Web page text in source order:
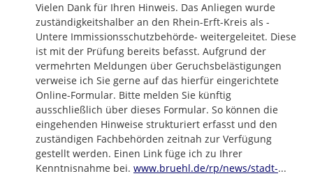
Vielen Dank für Ihren Hinweis. Das Anliegen wurde
zuständigkeitshalber an den Rhein-Erft-Kreis als -
Untere Immissionsschutzbehörde- weitergeleitet. Diese
ist mit der Prüfung bereits befasst. Aufgrund der
vermehrten Meldungen über Geruchsbelästigungen
verweise ich Sie gerne auf das hierfür eingerichtete
Online-Formular. Bitte melden Sie künftig
ausschließlich über dieses Formular. So können die
eingehenden Hinweise strukturiert erfasst und den
zuständigen Fachbehörden zeitnah zur Verfügung
gestellt werden. Einen Link füge ich zu Ihrer
Kenntnisnahme bei. https://
www.bruehl.de/rp/news/stadt-...